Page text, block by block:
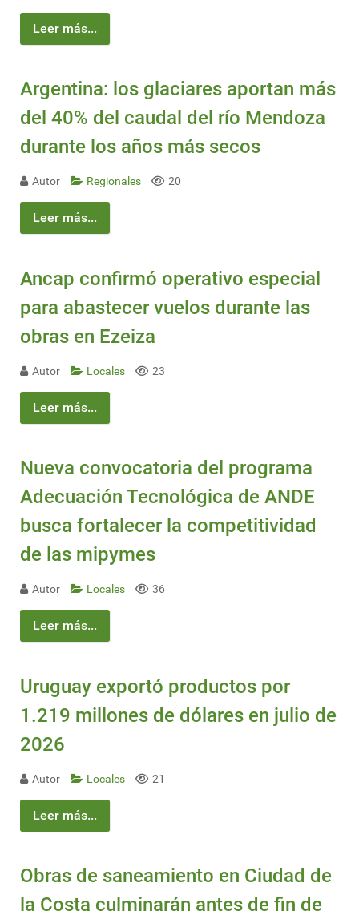
Leer más...
Argentina: los glaciares aportan más
del 40% del caudal del río Mendoza
durante los años más secos
Autor Regionales 20
Leer más...
Ancap confirmó operativo especial
para abastecer vuelos durante las
obras en Ezeiza
Autor Locales 23
Leer más...
Nueva convocatoria del programa
Adecuación Tecnológica de ANDE
busca fortalecer la competitividad
de las mipymes
Autor Locales 36
Leer más...
Uruguay exportó productos por
1.219 millones de dólares en julio de
2026
Autor Locales 21
Leer más...
Obras de saneamiento en Ciudad de
la Costa culminarán antes de fin de